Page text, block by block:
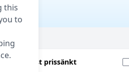
this
to
Endast prissänkt